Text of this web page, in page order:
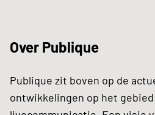
Over Publique
Publique zit boven op de
ontwikkelingen op het gebied